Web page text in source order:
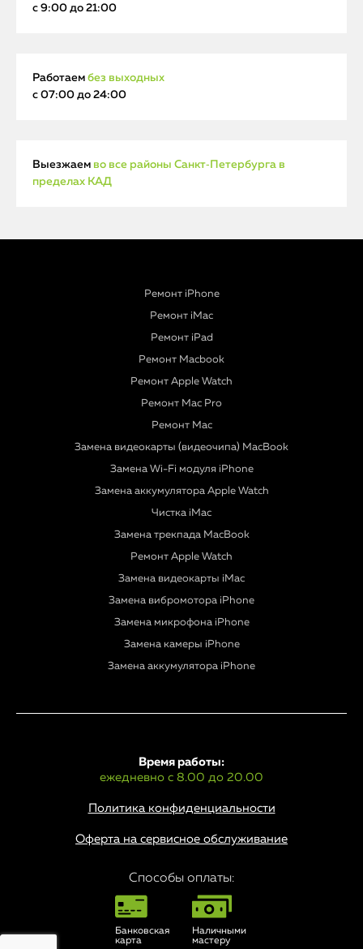
с 9:00 до 21:00
Работаем без выходных
с 07:00 до 24:00
Выезжаем во все районы Санкт‑Петербурга в
пределах КАД
Ремонт iPhone
Ремонт iMac
Ремонт iPad
Ремонт Macbook
Ремонт Apple Watch
Ремонт Mac Pro
Ремонт Mac
Замена видеокарты (видеочипа) MacBook
Замена Wi-Fi модуля iPhone
Замена аккумулятора Apple Watch
Чистка iMac
Замена трекпада MacBook
Ремонт Apple Watch
Замена видеокарты iMac
Замена вибромотора iPhone
Замена микрофона iPhone
Замена камеры iPhone
Замена аккумулятора iPhone
Политика конфиденциальности
Время работы:
ежедневно с 8.00 до 20.00
Оферта на сервисное обслуживание
Способы оплаты:
Банковская
карта
Наличными
мастеру